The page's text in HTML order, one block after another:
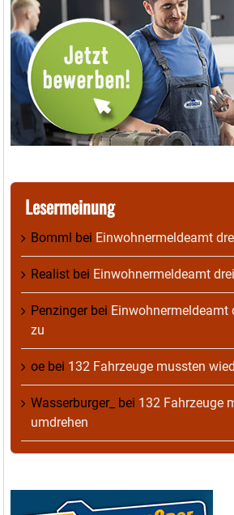
Lesermeinung
Bomml bei Einwohnermeldeamt
Realist bei Einwohnermeldeamt
Penzingerbei Einwohnermeldeamt
zu
oe bei 132 Fahrzeuge mussten
Wasserburger_ bei 132 Fahrzeuge
umdrehen